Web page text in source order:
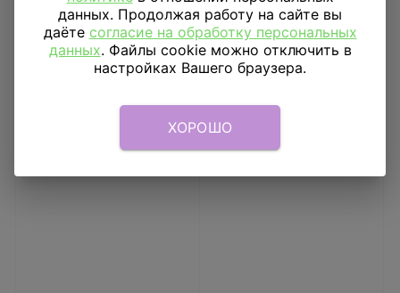
Деньги для выкупа
Конфетти Шампанское
данных. Продолжая работу на сайте вы
даёте согласие на обработку персональных
данных. Файлы cookie можно отключить в
настройках Вашего браузера.
ХОРОШО